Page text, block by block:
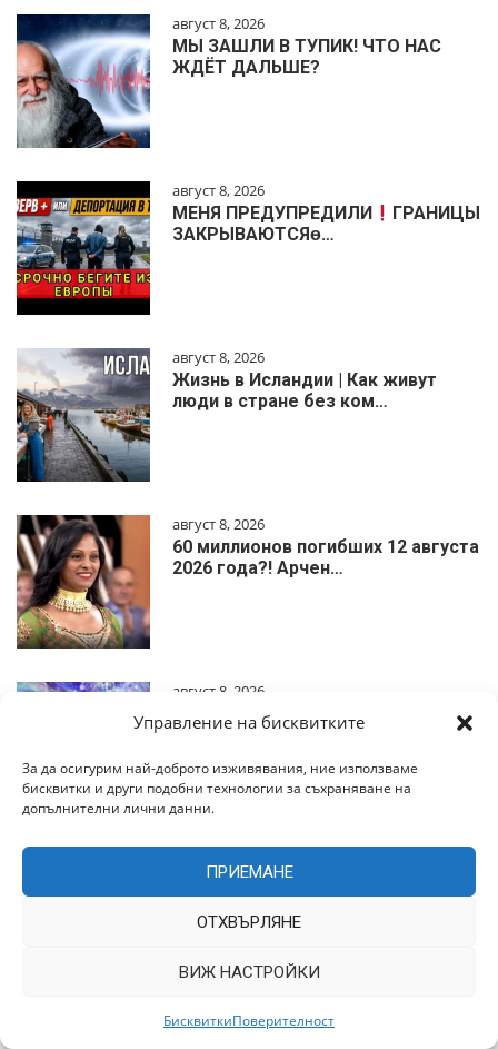
Управление на бисквитките
За да осигурим най-доброто изживявания, ние използваме
бисквитки и други подобни технологии за съхраняване на
допълнителни лични данни.
ПРИЕМАНЕ
ОТХВЪРЛЯНЕ
ВИЖ НАСТРОЙКИ
БисквиткиПоверителност
август 8, 2026
МЫ ЗАШЛИ В ТУПИК! ЧТО НАС
ЖДЁТ ДАЛЬШЕ?
август 8, 2026
МЕНЯ ПРЕДУПРЕДИЛИ
ГРАНИЦЫ
ЗАКРЫВАЮТСЯɵ…
август 8, 2026
Жизнь в Исландии | Как живут
люди в стране без ком…
август 8, 2026
60 миллионов погибших 12 августа
2026 года?! Арчен…
август 8, 2026
Как МЫСЛИ материализуются?
Синхроничность Карла Юн…
ГЛОБАЛЬНЫЙ ПЕРЕХОД ЗАПУЩЕН!
ЭТОТ МЕСЯЦ ДЛЯ МНОГИХ …